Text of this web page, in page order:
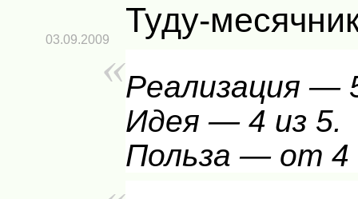
Туду-
03.09.2009
Реализация —
Идея — 4 из 5.
Польза — от 4